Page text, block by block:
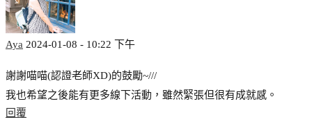
Aya 2024-01-08 - 10:22 下午
謝謝喵喵(認證老師XD)的鼓勵~///
我也希望之後能有更多線下活動，雖然緊張但很有成就感。
回覆